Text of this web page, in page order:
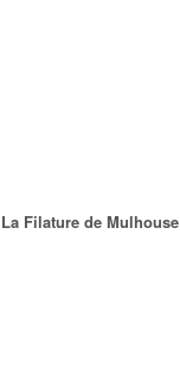
Filature de Mulhouse